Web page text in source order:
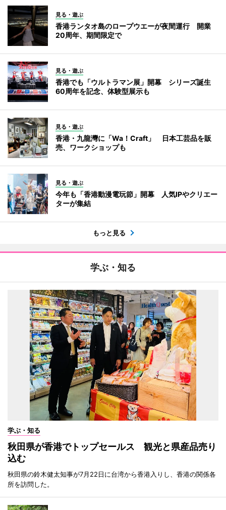
見る・遊ぶ
香港ランタオ島のロープウエーが夜間運行 開業
20周年、期間限定で
見る・遊ぶ
香港でも「ウルトラマン展」開幕 シリーズ誕生
60周年を記念、体験型展示も
見る・遊ぶ
香港・九龍灣に「Wa！Craft」 日本工芸品を販
売、ワークショップも
見る・遊ぶ
今年も「香港動漫電玩節」開幕 人気IPやクリエー
ターが集結
もっと見る
学ぶ・知る
学ぶ・知る
秋田県が香港でトップセールス 観光と県産品売り
込む
秋田県の鈴木健太知事が7月22日に台湾から香港入りし、香港の関係各
所を訪問した。